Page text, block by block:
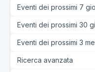
Eventi dei prossimi 7
Eventi dei prossimi 30
Eventi dei prossimi 3
Ricerca avanzata